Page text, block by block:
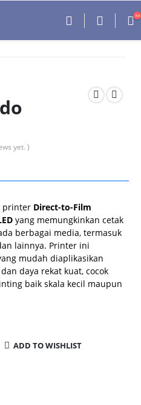
yet. )
printer Direct-to-Film
yang memungkinkan cetak
berbagai media, termasuk
lainnya. Printer ini
mudah diaplikasikan
daya rekat kuat, cocok
baik skala kecil maupun
ADD TO WISHLIST